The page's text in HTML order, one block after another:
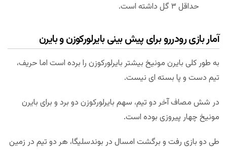
حداقل ۳ گل داشته است.
آمار بازی رودررو برای پیش بینی بایرلورکوزن و بایرن
به طور کلی بایرن مونیخ بیشتر بایرلورکوزن را برده است اما حریف،
تیم دست و پا بسته ای نیست.
در شش مصاف آخر دو تیم، سهم بایرلورکوزن دو برد و برای بایرن
مونیخ چهار پیروزی بوده است.
طی دو بازی رفت و برگشت امسال در بوندسلیگا، هر دو تیم در زمین